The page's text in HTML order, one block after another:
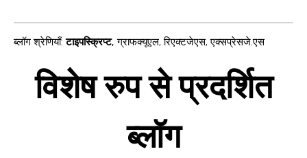
ब्लॉग श्रेणियाँ: टाइपस्क्रिप्ट, ग्राफक्यूएल,रिएक्टजेएस,एक्सप्रेसजे.एस
विशेष रुप से प्रदर्शित
ब्लॉग